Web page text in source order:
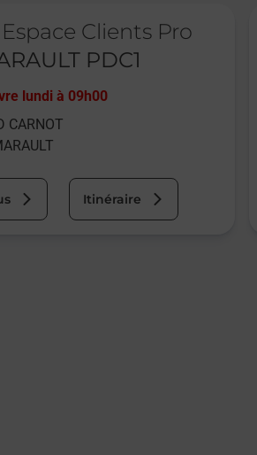
Clients Pro
PDC1
lundi à 09h00
CARNOT
Itinéraire